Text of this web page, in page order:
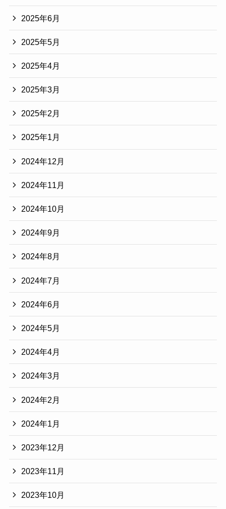
2025年6月
2025年5月
2025年4月
2025年3月
2025年2月
2025年1月
2024年12月
2024年11月
2024年10月
2024年9月
2024年8月
2024年7月
2024年6月
2024年5月
2024年4月
2024年3月
2024年2月
2024年1月
2023年12月
2023年11月
2023年10月